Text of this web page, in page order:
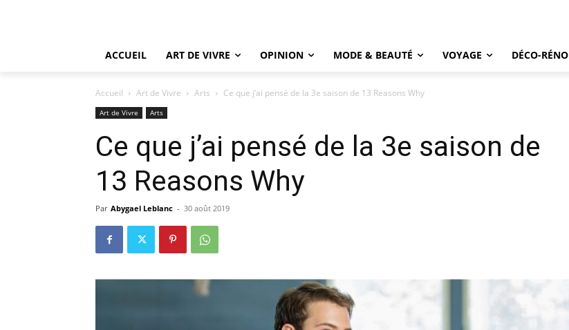
ACCUEIL ART DE VIVRE OPINION MODE & BEAUTÉ VOYAGE DÉCO-RÉNO
Accueil Art de Vivre Arts Ce que j’ai pensé de la 3e saison de 13 Reasons Why
Art de Vivre Arts
Ce que j’ai pensé de la 3e saison de
13 Reasons Why
Par Abygael Leblanc - 30 août 2019